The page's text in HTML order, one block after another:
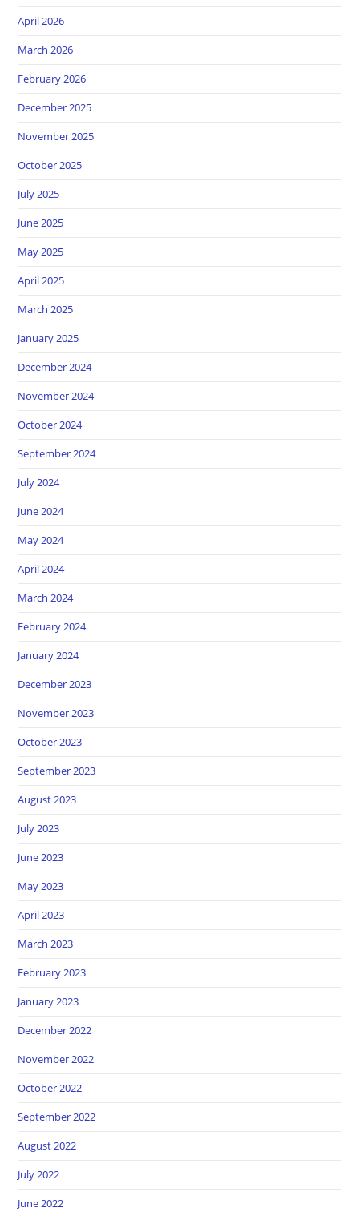
April 2026
March 2026
February 2026
December 2025
November 2025
October 2025
July 2025
June 2025
May 2025
April 2025
March 2025
January 2025
December 2024
November 2024
October 2024
September 2024
July 2024
June 2024
May 2024
April 2024
March 2024
February 2024
January 2024
December 2023
November 2023
October 2023
September 2023
August 2023
July 2023
June 2023
May 2023
April 2023
March 2023
February 2023
January 2023
December 2022
November 2022
October 2022
September 2022
August 2022
July 2022
June 2022